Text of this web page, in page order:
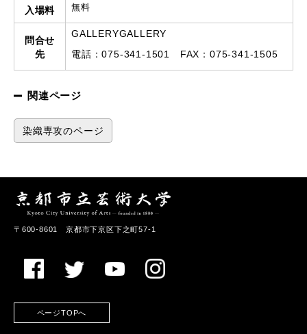
入場料 無料
問合せ
先
GALLERYGALLERY
電話：075-341-1501 FAX：075-341-1505
関連ページ
染織専攻のページ
〒600-8601 京都市下京区下之町57-1
ページTOPへ